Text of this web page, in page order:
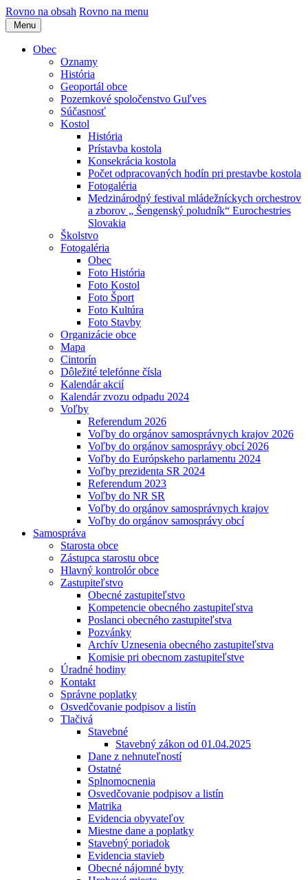
Rovno na obsah Rovno na menu
Menu
Obec
Oznamy
História
Geoportál obce
Pozemkové spoločenstvo Guľves
Súčasnosť
Kostol
História
Prístavba kostola
Konsekrácia kostola
Počet odpracovaných hodín pri prestavbe kostola
Fotogaléria
Medzinárodný festival mládežníckych orchestrov
a zborov „ Šengenský poludník“ Eurochestries
Slovakia
Školstvo
Fotogaléria
Obec
Foto História
Foto Kostol
Foto Šport
Foto Kultúra
Foto Stavby
Organizácie obce
Mapa
Cintorín
Dôležité telefónne čísla
Kalendár akcií
Kalendár zvozu odpadu 2024
Voľby
Referendum 2026
Voľby do orgánov samosprávnych krajov 2026
Voľby do orgánov samosprávy obcí 2026
Voľby do Európskeho parlamentu 2024
Voľby prezidenta SR 2024
Referendum 2023
Voľby do NR SR
Voľby do orgánov samosprávnych krajov
Voľby do orgánov samosprávy obcí
Samospráva
Starosta obce
Zástupca starostu obce
Hlavný kontrolór obce
Zastupiteľstvo
Obecné zastupiteľstvo
Kompetencie obecného zastupiteľstva
Poslanci obecného zastupiteľstva
Pozvánky
Archív Uznesenia obecného zastupiteľstva
Komisie pri obecnom zastupiteľstve
Úradné hodiny
Kontakt
Správne poplatky
Osvedčovanie podpisov a listín
Tlačivá
Stavebné
Stavebný zákon od 01.04.2025
Dane z nehnuteľností
Ostatné
Splnomocnenia
Osvedčovanie podpisov a listín
Matrika
Evidencia obyvateľov
Miestne dane a poplatky
Stavebný poriadok
Evidencia stavieb
Obecné nájomné byty